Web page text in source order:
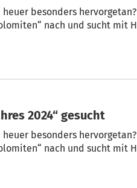
besonders
und sucht mit Hilfe seiner Leser den
2024“ gesucht
besonders
und sucht mit Hilfe seiner Leser den